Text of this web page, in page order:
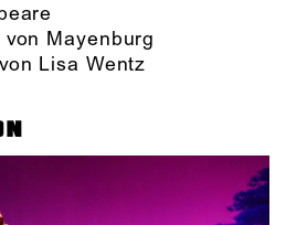
Mayenburg
Lisa Wentz